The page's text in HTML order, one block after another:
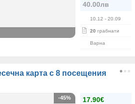
40.00лв
10.12 - 20.09
20 грабнати
Варна
карта с 8 посещения
17.90€
-45%